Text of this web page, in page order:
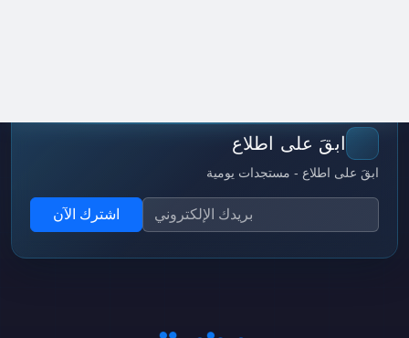
ابقَ على اطلاع
ابقَ على اطلاع - مستجدات يومية
اشترك الآن